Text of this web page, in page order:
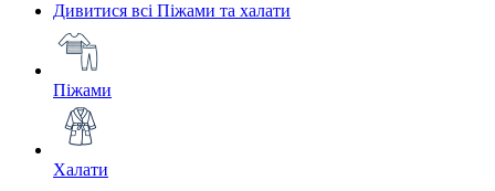
Дивитися всі Піжами та халати
Піжами
Халати